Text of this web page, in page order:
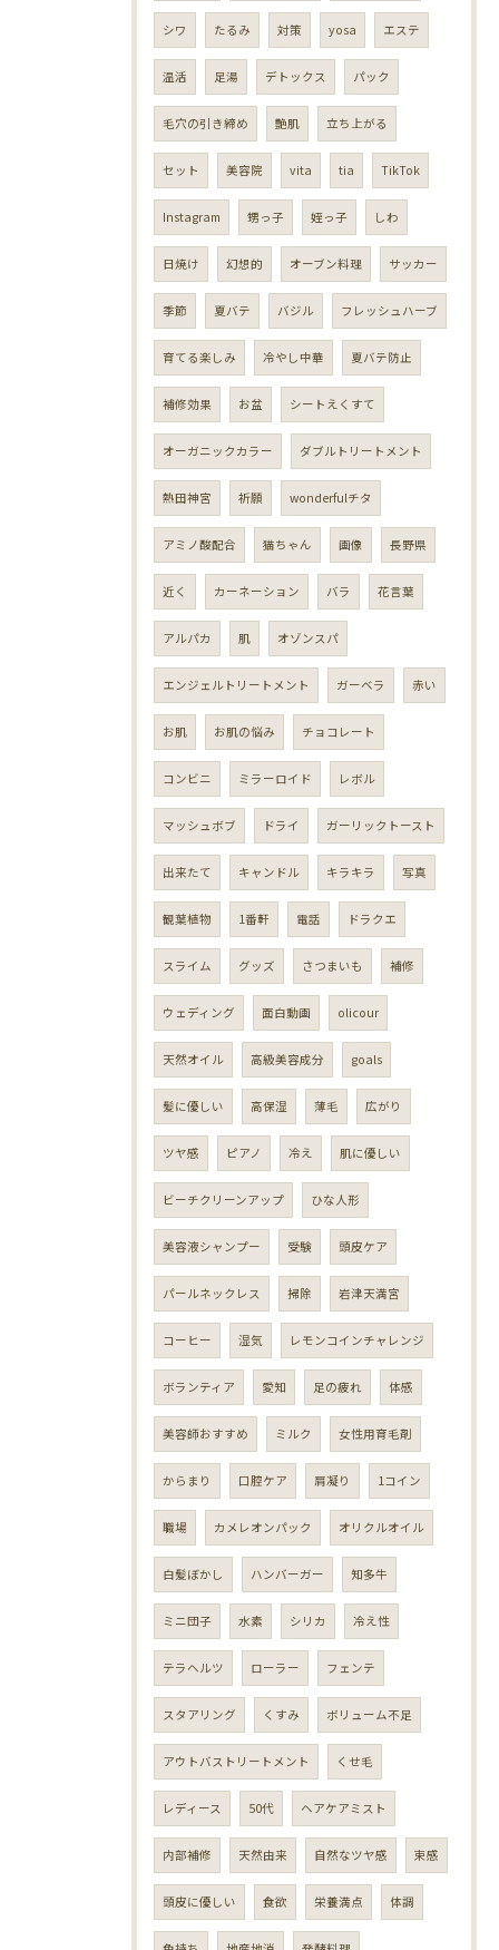
シワ たるみ 対策 yosa エステ
温活 足湯 デトックス パック
毛穴の引き締め 艶肌 立ち上がる
セット 美容院 vita tia TikTok
Instagram 甥っ子 姪っ子 しわ
日焼け 幻想的 オーブン料理 サッカー
季節 夏バテ バジル フレッシュハーブ
育てる楽しみ 冷やし中華 夏バテ防止
補修効果 お盆 シートえくすて
オーガニックカラー ダブルトリートメント
熱田神宮 祈願 wonderfulチタ
アミノ酸配合 猫ちゃん 画像 長野県
近く カーネーション バラ 花言葉
アルパカ 肌 オゾンスパ
エンジェルトリートメント ガーベラ 赤い
お肌 お肌の悩み チョコレート
コンビニ ミラーロイド レボル
マッシュボブ ドライ ガーリックトースト
出来たて キャンドル キラキラ 写真
観葉植物 1番軒 電話 ドラクエ
スライム グッズ さつまいも 補修
ウェディング 面白動画 olicour
天然オイル 高級美容成分 goals
髪に優しい 高保湿 薄毛 広がり
ツヤ感 ピアノ 冷え 肌に優しい
ビーチクリーンアップ ひな人形
美容液シャンプー 受験 頭皮ケア
パールネックレス 掃除 岩津天満宮
コーヒー 湿気 レモンコインチャレンジ
ボランティア 愛知 足の疲れ 体感
美容師おすすめ ミルク 女性用育毛剤
からまり 口腔ケア 肩凝り 1コイン
職場 カメレオンパック オリクルオイル
白髪ぼかし ハンバーガー 知多牛
ミニ団子 水素 シリカ 冷え性
テラヘルツ ローラー フェンテ
スタアリング くすみ ボリューム不足
アウトバストリートメント くせ毛
レディース 50代 ヘアケアミスト
内部補修 天然由来 自然なツヤ感 束感
頭皮に優しい 食欲 栄養満点 体調